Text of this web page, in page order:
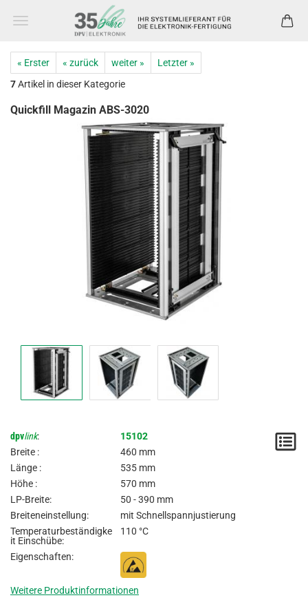
« Erster « zurück weiter »
Letzter »
7Artikel in dieser Kategorie
Quickfill Magazin ABS-3020
dpvlink:
15102
Breite :
460 mm
Länge :
535 mm
Höhe :
570 mm
LP-Breite:
50 - 390 mm
Breiteneinstellung:
mit Schnellspannjustierung
Temperaturbeständigke
it Einschübe:
110 °C
Eigenschaften:
Weitere Produktinformationen